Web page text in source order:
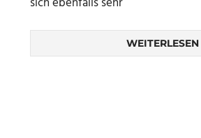
WEITERLESEN